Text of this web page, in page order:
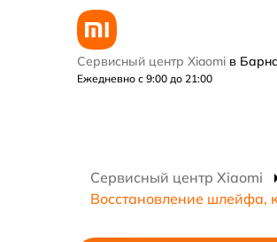
Сервисный центр Xiaomi в
Ежедневно с 9:00 до 21:00
Сервисный центр Xiaomi
Восстановление шлейфа,